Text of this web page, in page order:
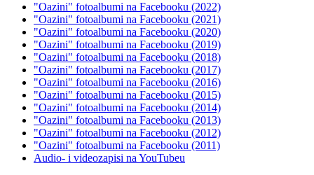
"Oazini" fotoalbumi na Facebooku (2022)
"Oazini" fotoalbumi na Facebooku (2021)
"Oazini" fotoalbumi na Facebooku (2020)
"Oazini" fotoalbumi na Facebooku (2019)
"Oazini" fotoalbumi na Facebooku (2018)
"Oazini" fotoalbumi na Facebooku (2017)
"Oazini" fotoalbumi na Facebooku (2016)
"Oazini" fotoalbumi na Facebooku (2015)
"Oazini" fotoalbumi na Facebooku (2014)
"Oazini" fotoalbumi na Facebooku (2013)
"Oazini" fotoalbumi na Facebooku (2012)
"Oazini" fotoalbumi na Facebooku (2011)
Audio- i videozapisi na YouTubeu